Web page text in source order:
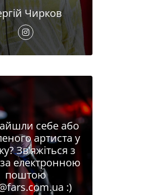
Чирков
себе або
артиста у
Зв'яжіться з
електронною
поштою
:)